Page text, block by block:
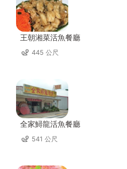
王朝湘菜活魚餐廳
445 公尺
全家鱘龍活魚餐廳
541 公尺